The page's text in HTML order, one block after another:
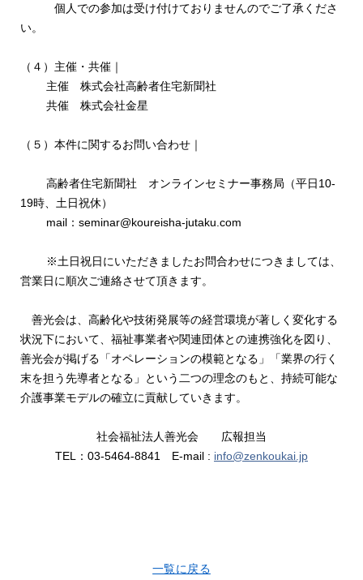
個人での参加は受け付けておりませんのでご了承くださ
い。
（４）主催・共催｜
主催 株式会社高齢者住宅新聞社
共催 株式会社金星
（５）本件に関するお問い合わせ｜
高齢者住宅新聞社 オンラインセミナー事務局（平日10-
19時、土日祝休）
mail：seminar@koureisha-jutaku.com
※土日祝日にいただきましたお問合わせにつきましては、
営業日に順次ご連絡させて頂きます。
善光会は、高齢化や技術発展等の経営環境が著しく変化する
状況下において、福祉事業者や関連団体との連携強化を図り、
善光会が掲げる「オペレーションの模範となる」「業界の行く
末を担う先導者となる」という二つの理念のもと、持続可能な
介護事業モデルの確立に貢献していきます。
社会福祉法人善光会 広報担当
TEL：03-5464-8841 E-mail : info@zenkoukai.jp
一覧に戻る